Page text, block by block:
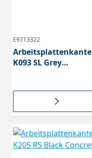
E9713322
Arbeitsplattenkante
K093 SL Grey